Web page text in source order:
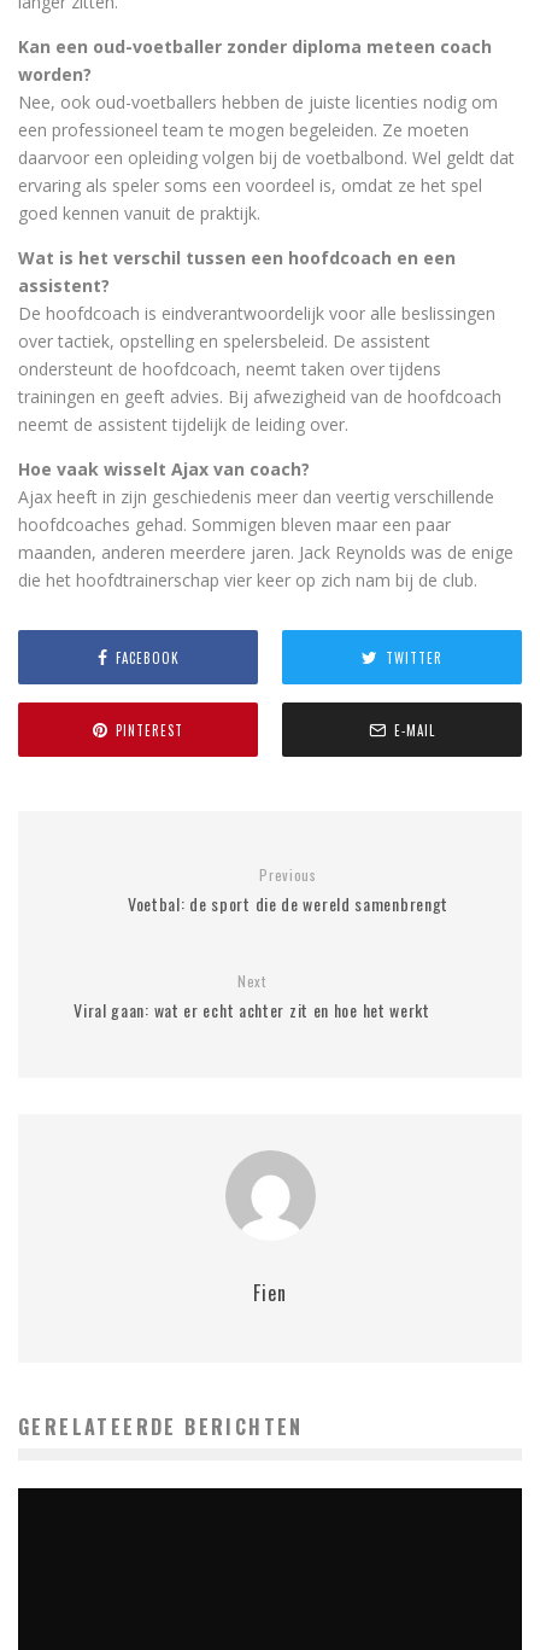
Kan een oud-voetballer zonder diploma meteen coach
worden?
Nee, ook oud-voetballers hebben de juiste licenties nodig om
een professioneel team te mogen begeleiden. Ze moeten
daarvoor een opleiding volgen bij de voetbalbond. Wel geldt dat
ervaring als speler soms een voordeel is, omdat ze het spel
goed kennen vanuit de praktijk.
Wat is het verschil tussen een hoofdcoach en een
assistent?
De hoofdcoach is eindverantwoordelijk voor alle beslissingen
over tactiek, opstelling en spelersbeleid. De assistent
ondersteunt de hoofdcoach, neemt taken over tijdens
trainingen en geeft advies. Bij afwezigheid van de hoofdcoach
neemt de assistent tijdelijk de leiding over.
Hoe vaak wisselt Ajax van coach?
Ajax heeft in zijn geschiedenis meer dan veertig verschillende
hoofdcoaches gehad. Sommigen bleven maar een paar
maanden, anderen meerdere jaren. Jack Reynolds was de enige
die het hoofdtrainerschap vier keer op zich nam bij de club.
FACEBOOK TWITTER
PINTEREST E-MAIL
Previous
Voetbal: de sport die de wereld samenbrengt
Next
Viral gaan: wat er echt achter zit en hoe het werkt
Fien
GERELATEERDE BERICHTEN